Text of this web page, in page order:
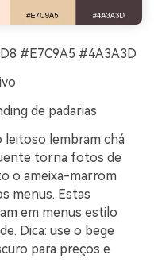
#E7C9A5 #4A3A3D
de padarias
leitoso lembram chá
torna fotos de
o ameixa-marrom
menus. Estas
em menus estilo
Dica: use o bege
para preços e